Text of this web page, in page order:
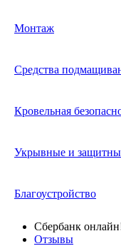
Монтаж
Средства
Кровельная
Укрывные и
Благоустройство
Сбербанк
Отзывы